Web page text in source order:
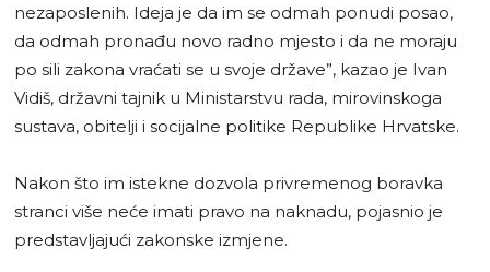
nezaposlenih. Ideja je da im se odmah ponudi posao,
da odmah pronađu novo radno mjesto i da ne moraju
po sili zakona vraćati se u svoje države”, kazao je Ivan
Vidiš, državni tajnik u Ministarstvu rada, mirovinskoga
sustava, obitelji i socijalne politike Republike Hrvatske.
Nakon što im istekne dozvola privremenog boravka
stranci više neće imati pravo na naknadu, pojasnio je
predstavljajući zakonske izmjene.